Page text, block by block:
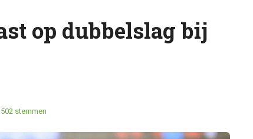
op dubbelslag bij
502 stemmen